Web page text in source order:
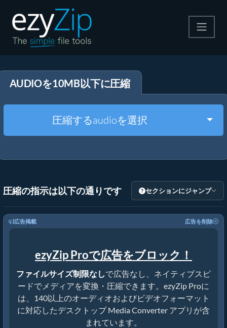
解凍する
その他のツール
AUDIOを10MB以下に圧縮
圧縮するaudioを選択
圧縮の指示は以下の通りです セクションにジャンプ
広告掲載 広告を削除
ezyZip Proで広告をブロック！
ファイルサイズ制限なしで広告なし、ネイティブスピ
ードでメディアを変換・圧縮できます。ezyZip Proに
は、140以上のオーディオおよびビデオフォーマット
に対応したデスクトップ Media Converter アプリが含
まれています。